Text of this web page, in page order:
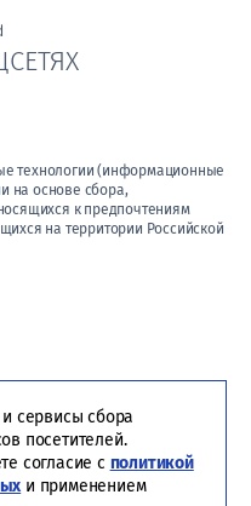
технологии (информационные
на основе сбора,
к предпочтениям
на территории Российской
сервисы сбора
посетителей.
согласие с политикой
и применением